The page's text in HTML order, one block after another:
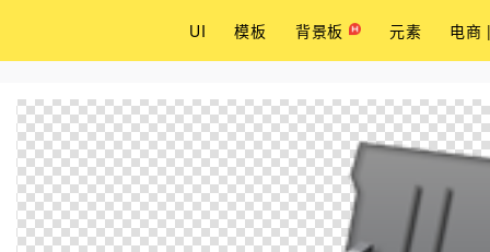
UI 模板 背景板 元素 电商